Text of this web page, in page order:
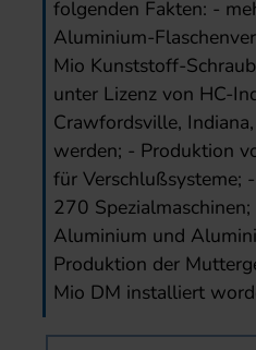
folgenden Fakten: -
Aluminium-
Mio Kunststoff-
unter Lizenz von HC-
Crawfordsville,
werden; - Produktion
für Verschlußsysteme;
270
Aluminium und
Produktion der
Mio DM installiert